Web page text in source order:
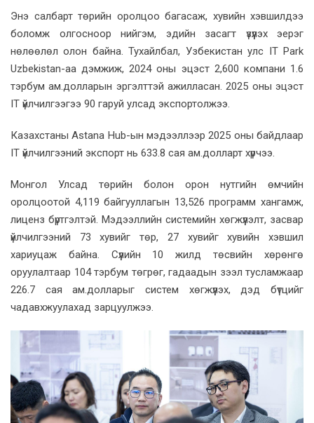
Энэ салбарт төрийн оролцоо багасаж, хувийн хэвшилдээ
боломж олгосноор нийгэм, эдийн засагт үзүүлэх эерэг
нөлөөлөл олон байна. Тухайлбал, Узбекистан улс IT Park
Uzbekistan-аа дэмжиж, 2024 оны эцэст 2,600 компани 1.6
тэрбум ам.долларын эргэлттэй ажилласан. 2025 оны эцэст
IT үйлчилгээгээ 90 гаруй улсад экспортолжээ.
Казахстаны Astana Hub-ын мэдээллээр 2025 оны байдлаар
IT үйлчилгээний экспорт нь 633.8 сая ам.долларт хүрчээ.
Монгол Улсад төрийн болон орон нутгийн өмчийн
оролцоотой 4,119 байгууллагын 13,526 программ хангамж,
лиценз бүртгэлтэй. Мэдээллийн системийн хөгжүүлэлт, засвар
үйлчилгээний 73 хувийг төр, 27 хувийг хувийн хэвшил
хариуцаж байна. Сүүлийн 10 жилд төсвийн хөрөнгө
оруулалтаар 104 тэрбум төгрөг, гадаадын зээл тусламжаар
226.7 сая ам.долларыг систем хөгжүүлэх, дэд бүтцийг
чадавхжуулахад зарцуулжээ.